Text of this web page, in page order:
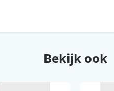
Bekijk ook